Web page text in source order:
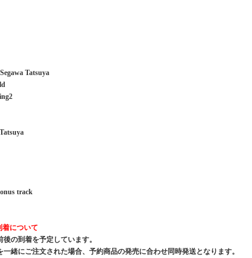
Tatsuya
track
着について
の到着を予定しています。
緒にご注文された場合、予約商品の発売に合わせ同時発送となります。